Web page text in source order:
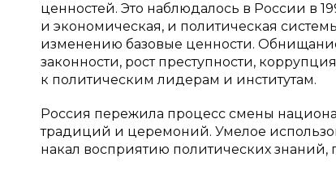
ценностей. Это наблюдалось в России в
и экономическая, и политическая
изменению базовые ценности.
законности, рост преступности,
к политическим лидерам и институтам.
Россия пережила процесс смены
традиций и церемоний. Умелое
накал восприятию политических знаний,